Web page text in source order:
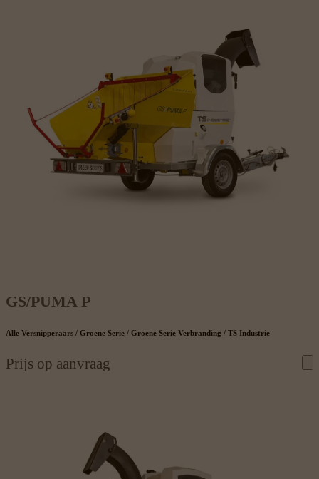
GS/PUMA P
Alle Versnipperaars / Groene Serie / Groene Serie Verbranding / TS Industrie
Prijs op aanvraag